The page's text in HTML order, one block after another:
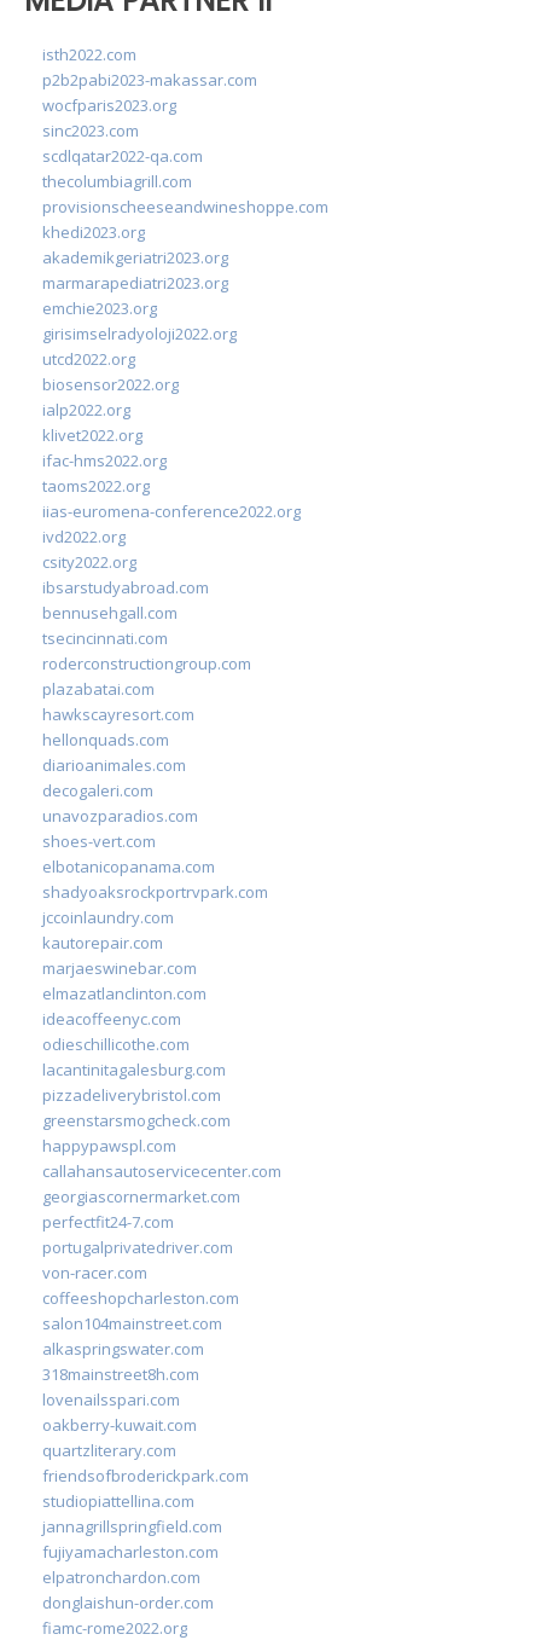
isth2022.com
p2b2pabi2023-makassar.com
wocfparis2023.org
sinc2023.com
scdlqatar2022-qa.com
thecolumbiagrill.com
provisionscheeseandwineshoppe.com
khedi2023.org
akademikgeriatri2023.org
marmarapediatri2023.org
emchie2023.org
girisimselradyoloji2022.org
utcd2022.org
biosensor2022.org
ialp2022.org
klivet2022.org
ifac-hms2022.org
taoms2022.org
iias-euromena-conference2022.org
ivd2022.org
csity2022.org
ibsarstudyabroad.com
bennusehgall.com
tsecincinnati.com
roderconstructiongroup.com
plazabatai.com
hawkscayresort.com
hellonquads.com
diarioanimales.com
decogaleri.com
unavozparadios.com
shoes-vert.com
elbotanicopanama.com
shadyoaksrockportrvpark.com
jccoinlaundry.com
kautorepair.com
marjaeswinebar.com
elmazatlanclinton.com
ideacoffeenyc.com
odieschillicothe.com
lacantinitagalesburg.com
pizzadeliverybristol.com
greenstarsmogcheck.com
happypawspl.com
callahansautoservicecenter.com
georgiascornermarket.com
perfectfit24-7.com
portugalprivatedriver.com
von-racer.com
coffeeshopcharleston.com
salon104mainstreet.com
alkaspringswater.com
318mainstreet8h.com
lovenailsspari.com
oakberry-kuwait.com
quartzliterary.com
friendsofbroderickpark.com
studiopiattellina.com
jannagrillspringfield.com
fujiyamacharleston.com
elpatronchardon.com
donglaishun-order.com
fiamc-rome2022.org